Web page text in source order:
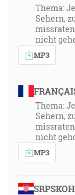
Thema:
Sehern,
nicht
MP3
Thema:
Sehern,
nicht
MP3